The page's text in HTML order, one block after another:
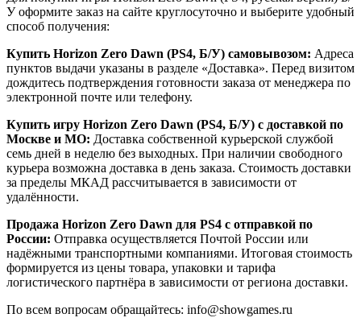
У оформите заказ на сайте круглосуточно и выберите удобный
способ получения:
Купить Horizon Zero Dawn (PS4, Б/У) самовывозом: Адреса
пунктов выдачи указаны в разделе «Доставка». Перед визитом
дождитесь подтверждения готовности заказа от менеджера по
электронной почте или телефону.
Купить игру Horizon Zero Dawn (PS4, Б/У) с доставкой по
Москве и МО: Доставка собственной курьерской службой
семь дней в неделю без выходных. При наличии свободного
курьера возможна доставка в день заказа. Стоимость доставки
за пределы МКАД рассчитывается в зависимости от
удалённости.
Продажа Horizon Zero Dawn для PS4 с отправкой по
России: Отправка осуществляется Почтой России или
надёжными транспортными компаниями. Итоговая стоимость
формируется из цены товара, упаковки и тарифа
логистического партнёра в зависимости от региона доставки.
По всем вопросам обращайтесь: info@showgames.ru